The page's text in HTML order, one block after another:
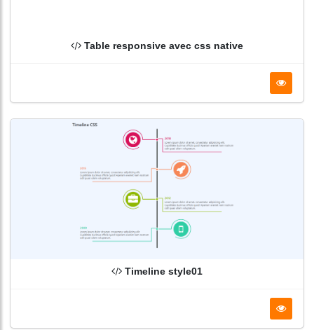
Table responsive avec css native
Timeline style01